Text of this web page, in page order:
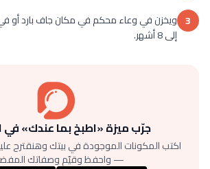
3 ويخزن في وعاء محكم في مكان جاف بارد أو
إلى 8 أشهر.
جرّب ميزة «اطبخ بما عندك» في
اكتب المكونات الموجودة في بيتك وهنقترح
— واحفظ وقيّم وصفاتك